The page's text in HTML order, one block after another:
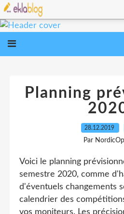
Planning
28.12.2019
Par
Voici le planning
semestre 2020, comme
d'éventuels changements
calendrier des
vos moniteurs. Les